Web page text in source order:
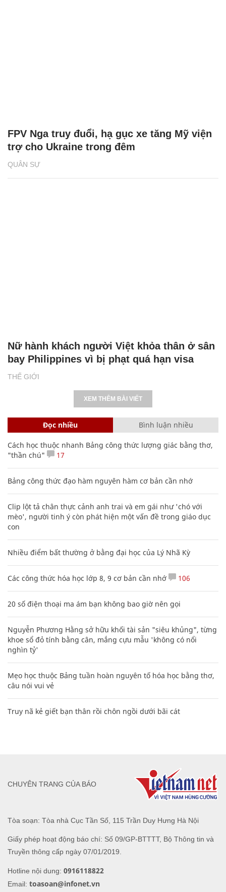
QUÂN SỰ
FPV Nga truy đuổi, hạ gục xe tăng Mỹ viện
trợ cho Ukraine trong đêm
THẾ GIỚI
Nữ hành khách người Việt khỏa thân ở sân
bay Philippines vì bị phạt quá hạn visa
XEM THÊM BÀI VIẾT
Đọc nhiều Bình luận nhiều
Cách học thuộc nhanh Bảng công thức lượng giác bằng thơ,
"thần chú"
17
Bảng công thức đạo hàm nguyên hàm cơ bản cần nhớ
Clip lột tả chân thực cảnh anh trai và em gái như 'chó với
mèo', người tinh ý còn phát hiện một vấn đề trong giáo dục
con
Nhiều điểm bất thường ở bằng đại học của Lý Nhã Kỳ
Các công thức hóa học lớp 8, 9 cơ bản cần nhớ 106
20 số điện thoại ma ám bạn không bao giờ nên gọi
Nguyễn Phương Hằng sở hữu khối tài sản "siêu khủng", từng
khoe sổ đỏ tính bằng cân, mắng cựu mẫu 'không có nổi
nghìn tỷ'
Mẹo học thuộc Bảng tuần hoàn nguyên tố hóa học bằng thơ,
câu nói vui vẻ
Truy nã kẻ giết bạn thân rồi chôn ngồi dưới bãi cát
Tòa soạn: Tòa nhà Cục Tần Số, 115 Trần Duy Hưng Hà Nội
Giấy phép hoạt động báo chí: Số 09/GP-BTTTT, Bộ Thông tin và
Truyền thông cấp ngày 07/01/2019.
Hotline nội dung: 0916118822
Email: toasoan@infonet.vn
CHUYÊN TRANG CỦA BÁO